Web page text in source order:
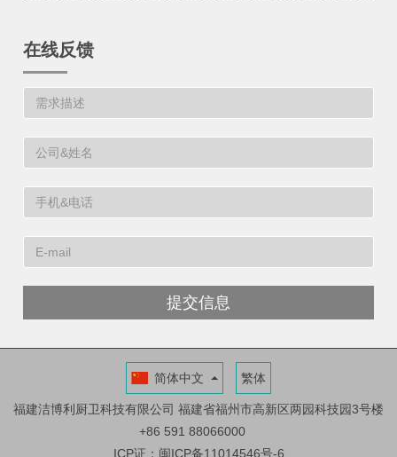
在线反馈
提交信息
简体中文 繁体
福建洁博利厨卫科技有限公司 福建省福州市高新区两园科技园3号楼
+86 591 88066000
ICP证：闽ICP备11014546号-6